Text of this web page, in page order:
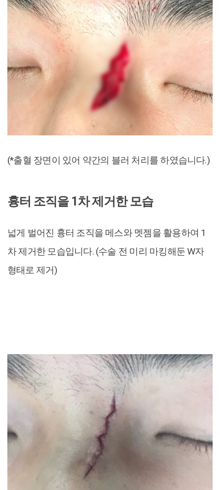
(*출혈 장면이 있어 약간의 블러 처리를 하였습니다.)
흉터 조직을 1차 제거한 모습
넓게 벌어진 흉터 조직을 메스와 멧젬을 활용하여 1
차 제거한 모습입니다. (수술 전 미리 마킹해둔 W자
형태로 제거)